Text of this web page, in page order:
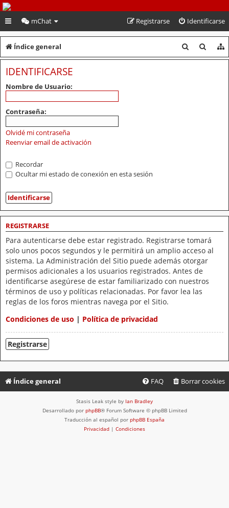
PeruVoley.com
mChat Identificarse
Registrarse
Índice general
u
u
IDENTIFICARSE
Nombre de Usuario:
Contraseña:
Olvidé mi contraseña
Reenviar email de activación
Recordar
Ocultar mi estado de conexión en esta sesión
REGISTRARSE
Para autenticarse debe estar registrado. Registrarse tomará
solo unos pocos segundos y le permitirá un amplio acceso al
sistema. La Administración del Sitio puede además otorgar
permisos adicionales a los usuarios registrados. Antes de
identificarse asegúrese de estar familiarizado con nuestros
términos de uso y políticas relacionadas. Por favor lea las
reglas de los foros mientras navega por el Sitio.
Condiciones de uso | Política de privacidad
Registrarse
Índice general Borrar cookies
FAQ
Stasis Leak style by Ian Bradley
Desarrollado por phpBB® Forum Software © phpBB Limited
Traducción al español por phpBB España
Privacidad | Condiciones